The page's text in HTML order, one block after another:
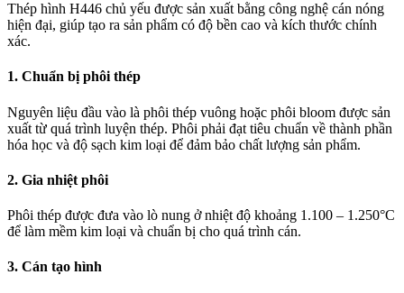
Thép hình H446 chủ yếu được sản xuất bằng công nghệ cán nóng
hiện đại, giúp tạo ra sản phẩm có độ bền cao và kích thước chính
xác.
1. Chuẩn bị phôi thép
Nguyên liệu đầu vào là phôi thép vuông hoặc phôi bloom được sản
xuất từ quá trình luyện thép. Phôi phải đạt tiêu chuẩn về thành phần
hóa học và độ sạch kim loại để đảm bảo chất lượng sản phẩm.
2. Gia nhiệt phôi
Phôi thép được đưa vào lò nung ở nhiệt độ khoảng 1.100 – 1.250°C
để làm mềm kim loại và chuẩn bị cho quá trình cán.
3. Cán tạo hình